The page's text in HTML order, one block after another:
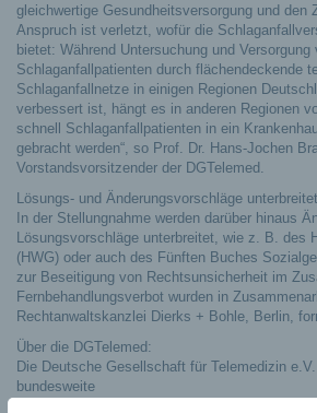
gleichwertige Gesundheitsversorgung und den
Anspruch ist verletzt, wofür die
bietet: Während Untersuchung und Versorgung
Schlaganfallpatienten durch flächendeckende
Schlaganfallnetze in einigen Regionen
verbessert ist, hängt es in anderen Regionen
schnell Schlaganfallpatienten in ein
gebracht werden“, so Prof. Dr. Hans-Jochen
Vorstandsvorsitzender der DGTelemed.
Lösungs- und Änderungsvorschläge unterbreitet
In der Stellungnahme werden darüber hinaus
Lösungsvorschläge unterbreitet, wie z. B. des
(HWG) oder auch des Fünften Buches
zur Beseitigung von Rechtsunsicherheit im
Fernbehandlungsverbot wurden in
Rechtanwaltskanzlei Dierks + Bohle, Berlin,
Über die DGTelemed:
Die Deutsche Gesellschaft für Telemedizin
bundesweite